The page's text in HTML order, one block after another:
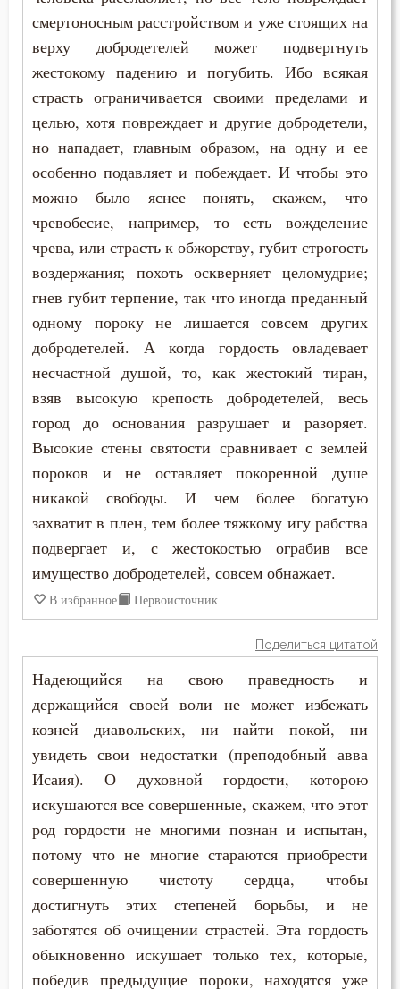
смертоносным расстройством и уже стоящих на
верху добродетелей может подвергнуть
жестокому падению и погубить. Ибо всякая
страсть ограничивается своими пределами и
целью, хотя повреждает и другие добродетели,
но нападает, главным образом, на одну и ее
особенно подавляет и побеждает. И чтобы это
можно было яснее понять, скажем, что
чревобесие, например, то есть вожделение
чрева, или страсть к обжорству, губит строгость
воздержания; похоть оскверняет целомудрие;
гнев губит терпение, так что иногда преданный
одному пороку не лишается совсем других
добродетелей. А когда гордость овладевает
несчастной душой, то, как жестокий тиран,
взяв высокую крепость добродетелей, весь
город до основания разрушает и разоряет.
Высокие стены святости сравнивает с землей
пороков и не оставляет покоренной душе
никакой свободы. И чем более богатую
захватит в плен, тем более тяжкому игу рабства
подвергает и, с жестокостью ограбив все
имущество добродетелей, совсем обнажает.
В избранное Первоисточник
Поделиться цитатой
Надеющийся на свою праведность и
держащийся своей воли не может избежать
козней диавольских, ни найти покой, ни
увидеть свои недостатки (преподобный авва
Исаия). О духовной гордости, которою
искушаются все совершенные, скажем, что этот
род гордости не многими познан и испытан,
потому что не многие стараются приобрести
совершенную чистоту сердца, чтобы
достигнуть этих степеней борьбы, и не
заботятся об очищении страстей. Эта гордость
обыкновенно искушает только тех, которые,
победив предыдущие пороки, находятся уже